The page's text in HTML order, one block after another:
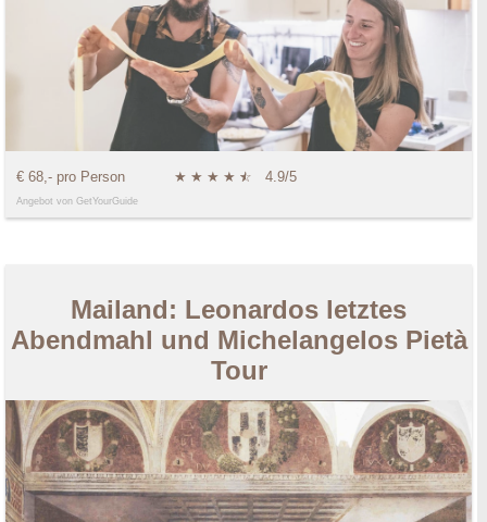
€ 68,- pro Person ★ ★ ★ ★ ★
☆ 4.9/5
Angebot von GetYourGuide
Mailand: Leonardos letztes
Abendmahl und Michelangelos Pietà
Tour